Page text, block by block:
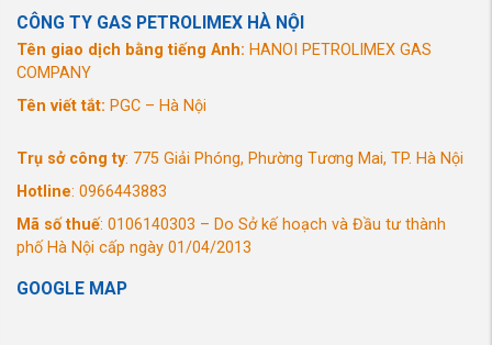
CÔNG TY GAS PETROLIMEX HÀ NỘI
Tên giao dịch bằng tiếng Anh: HANOI PETROLIMEX GAS
COMPANY
Tên viết tắt: PGC – Hà Nội
Trụ sở công ty: 775 Giải Phóng, Phường Tương Mai, TP. Hà Nội
Hotline: 0966443883
Mã số thuế: 0106140303 – Do Sở kế hoạch và Đầu tư thành
phố Hà Nội cấp ngày 01/04/2013
GOOGLE MAP